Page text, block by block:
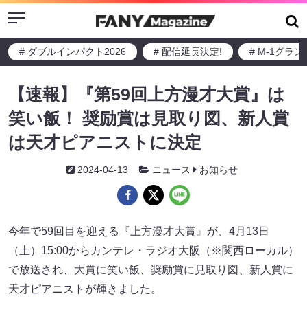
Menu
# ダブルインパクト2026 # 配信延長決定! # M-1グラン
【速報】『第59回上方漫才大賞』は
笑い飯！ 奨励賞は見取り図、新人賞
は天才ピアニストに決定
2024-04-13 ニュース お知らせ
今年で59回目を迎える『上方漫才大賞』が、4月13日
（土）15:00からカンテレ・ラジオ大阪（※関西ローカル）
で放送され、大賞に笑い飯、奨励賞に見取り図、新人賞に
天才ピアニストが輝きました。